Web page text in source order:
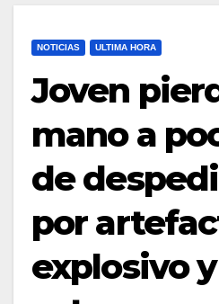
NOTICIAS ULTIMA HORA
Joven
mano a
de
por
explosivo